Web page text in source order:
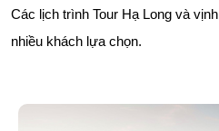
Các lịch trình Tour Hạ Long và
nhiều khách lựa chọn.